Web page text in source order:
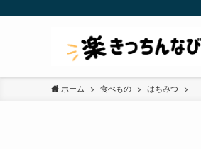
ホーム 食べもの はちみつ